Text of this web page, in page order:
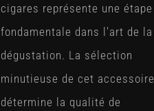
cigares représente une étape
fondamentale dans l'art de la
dégustation. La sélection
minutieuse de cet accessoire
détermine la qualité de